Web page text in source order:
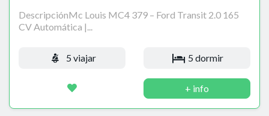
DescripciónMc Louis MC4 379 – Ford Transit 2.0 165
CV Automática |...
5 viajar 5 dormir
+ info